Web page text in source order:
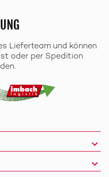
Lieferteam und können
oder per Spedition